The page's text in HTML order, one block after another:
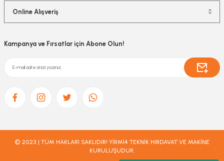
Online Alışveriş
Kampanya ve Fırsatlar için Abone Olun!
© 2023 | TÜM HAKLARI SAKLIDIR! YİRMİ4 TEKNİK HIRDAVAT VE MAKİNE
KURULUŞUDUR.